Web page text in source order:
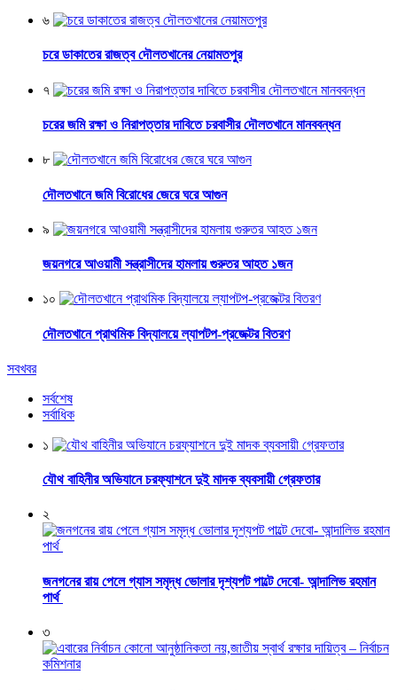
৬
চরে ডাকাতের রাজত্ব দৌলতখানের নেয়ামতপুর
৭
চরের জমি রক্ষা ও নিরাপত্তার দাবিতে চরবাসীর দৌলতখানে মানববন্ধন
৮
দৌলতখানে জমি বিরোধের জেরে ঘরে আগুন
৯
জয়নগরে আওয়ামী সন্ত্রাসীদের হামলায় গুরুতর আহত ১জন
১০
দৌলতখানে প্রাথমিক বিদ্যালয়ে ল্যাপটপ-প্রজেক্টর বিতরণ
সবখবর
সর্বশেষ
সর্বাধিক
১
যৌথ বাহিনীর অভিযানে চরফ্যাশনে দুই মাদক ব্যবসায়ী গ্রেফতার
২
জনগনের রায় পেলে গ্যাস সমৃদ্ধ ভোলার দৃশ্যপট পাল্টে দেবো- আন্দালিভ রহমান
পার্থ
৩